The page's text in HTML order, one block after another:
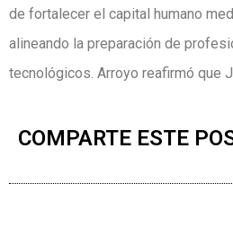
de fortalecer el capital humano
alineando la preparación de
tecnológicos. Arroyo reafirmó que
COMPARTE ESTE